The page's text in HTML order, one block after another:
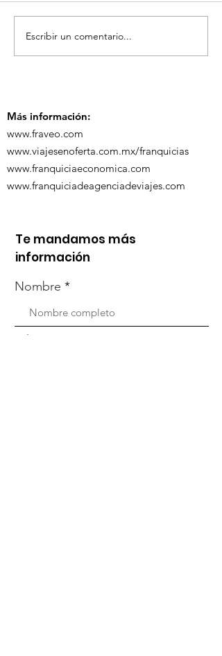
TourTravelynByFraveo
participó en la
Escribir un comentario...
Más información:
www.fraveo.com
www.viajesenoferta.com.mx/franquicias
www.franquiciaeconomica.com
www.franquiciadeagenciadeviajes.com
Te mandamos más
información
Nombre
Whats